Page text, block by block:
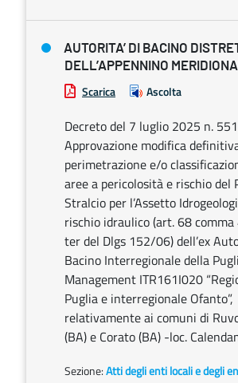
AUTORITA’ DI BACINO
DELL’APPENNINO
Scarica Ascolta
Decreto del 7 luglio 2025 n. 551
Approvazione modifica
perimetrazione e/o
aree a pericolosità e rischio del
Stralcio per l’Assetto
rischio idraulico (art. 68 comma
ter del Dlgs 152/06) dell’ex
Bacino Interregionale della
Management ITR161I020
Puglia e interregionale Ofanto”,
relativamente ai comuni di
(BA) e Corato (BA) -loc.
Sezione:Atti degli enti locali e degli